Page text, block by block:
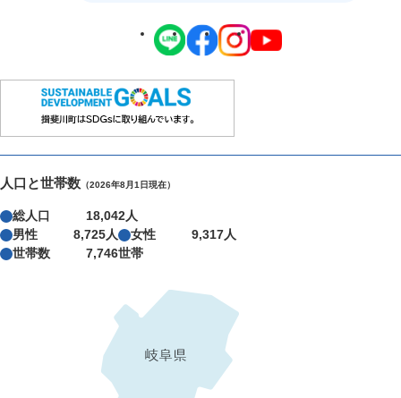
人口と世帯数 （2026年8月1日現在）
総人口
18,042人
男性
8,725人 女性
9,317人
世帯数
7,746世帯